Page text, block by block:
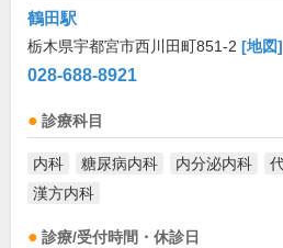
鶴田駅
栃木県宇都宮市西川田町851-2 [地図]
028-688-8921
診療科目
内科 糖尿病内科 内分泌内科
漢方内科
診療/受付時間・休診日